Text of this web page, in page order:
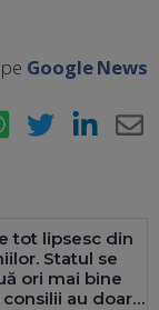
Google News
WhatsApp Twitter LinkedIn
tot lipsesc din
Statul se
ori mai bine
au doar